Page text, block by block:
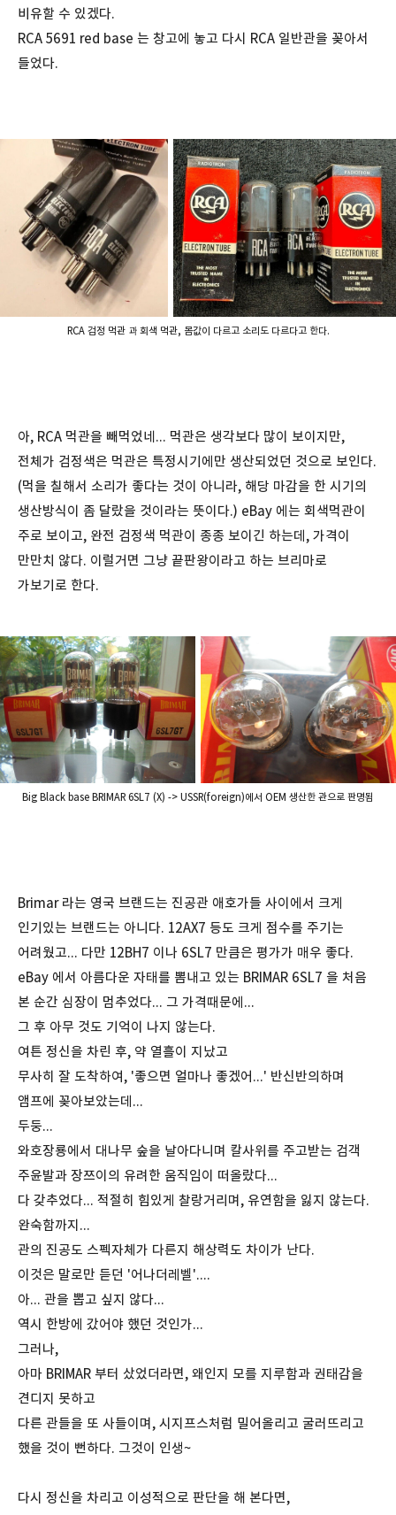
비유할 수 있겠다.
RCA 5691 red base 는 창고에 놓고 다시 RCA 일반관을 꽂아서
들었다.
RCA 검정 먹관 과 회색 먹관, 몸값이 다르고 소리도 다르다고 한다.
아, RCA 먹관을 빼먹었네... 먹관은 생각보다 많이 보이지만,
전체가 검정색은 먹관은 특정시기에만 생산되었던 것으로 보인다.
(먹을 칠해서 소리가 좋다는 것이 아니라, 해당 마감을 한 시기의
생산방식이 좀 달랐을 것이라는 뜻이다.) eBay 에는 회색먹관이
주로 보이고, 완전 검정색 먹관이 종종 보이긴 하는데, 가격이
만만치 않다. 이럴거면 그냥 끝판왕이라고 하는 브리마로
가보기로 한다.
Big Black base BRIMAR 6SL7 (X) -> USSR(foreign)에서 OEM 생산한 관으로 판명됨
Brimar 라는 영국 브랜드는 진공관 애호가들 사이에서 크게
인기있는 브랜드는 아니다. 12AX7 등도 크게 점수를 주기는
어려웠고... 다만 12BH7 이나 6SL7 만큼은 평가가 매우 좋다.
eBay 에서 아름다운 자태를 뽐내고 있는 BRIMAR 6SL7 을 처음
본 순간 심장이 멈추었다... 그 가격때문에...
그 후 아무 것도 기억이 나지 않는다.
여튼 정신을 차린 후, 약 열흘이 지났고
무사히 잘 도착하여, '좋으면 얼마나 좋겠어...' 반신반의하며
앰프에 꽂아보았는데...
두둥...
와호장룡에서 대나무 숲을 날아다니며 칼사위를 주고받는 검객
주윤발과 장쯔이의 유려한 움직임이 떠올랐다...
다 갖추었다... 적절히 힘있게 찰랑거리며, 유연함을 잃지 않는다.
완숙함까지...
관의 진공도 스펙자체가 다른지 해상력도 차이가 난다.
이것은 말로만 듣던 '어나더레벨'....
아... 관을 뽑고 싶지 않다...
역시 한방에 갔어야 했던 것인가...
그러나,
아마 BRIMAR 부터 샀었더라면, 왜인지 모를 지루함과 권태감을
견디지 못하고
다른 관들을 또 사들이며, 시지프스처럼 밀어올리고 굴러뜨리고
했을 것이 뻔하다. 그것이 인생~
다시 정신을 차리고 이성적으로 판단을 해 본다면,